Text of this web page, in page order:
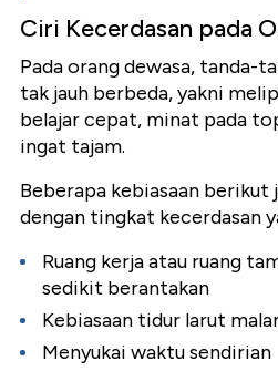
Ciri Kecerdasan pada
Pada orang dewasa, tanda-
tak jauh berbeda, yakni
belajar cepat, minat pada
ingat tajam.
Beberapa kebiasaan berikut
dengan tingkat kecerdasan
Ruang kerja atau ruang
sedikit berantakan
Kebiasaan tidur larut
Menyukai waktu sendirian